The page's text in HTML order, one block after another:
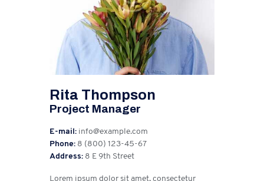
Rita Thompson
Project Manager
E-mail: info@example.com
Phone: 8 (800) 123-45-67
Address: 8 E 9th Street
Lorem ipsum dolor sit amet, consectetur